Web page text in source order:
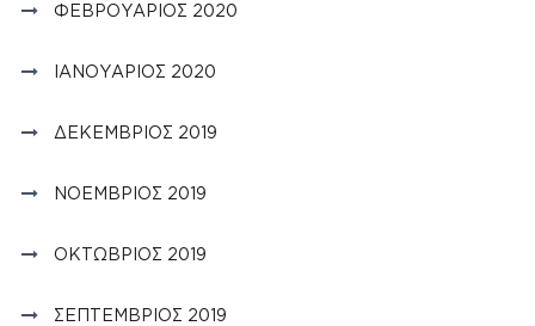
ΦΕΒΡΟΥΆΡΙΟΣ 2020
ΙΑΝΟΥΆΡΙΟΣ 2020
ΔΕΚΈΜΒΡΙΟΣ 2019
ΝΟΈΜΒΡΙΟΣ 2019
ΟΚΤΏΒΡΙΟΣ 2019
ΣΕΠΤΈΜΒΡΙΟΣ 2019